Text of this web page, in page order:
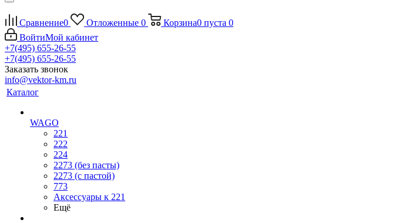
Сравнение0 Отложенные 0 Корзина0 пуста 0
ВойтиМой кабинет
+7(495) 655-26-55
+7(495) 655-26-55
Заказать звонок
info@vektor-km.ru
Каталог
WAGO
221
222
224
2273 (без пасты)
2273 (с пастой)
773
Аксессуары к 221
Ещё